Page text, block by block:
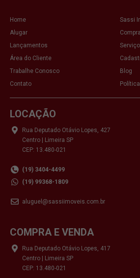
Home
Sassi
Alugar
Lançamentos
Área do Cliente
Trabalhe Conosco
Blog
Contato
LOCAÇÃO
Rua Deputado Otávio Lopes, 427
Centro | Limeira SP
CEP: 13.480-021
(19) 3404-4499
(19) 99368-1809
aluguel@sassiimoveis.com.br
COMPRA E VENDA
Rua Deputado Otávio Lopes, 417
Centro | Limeira SP
CEP: 13.480-021